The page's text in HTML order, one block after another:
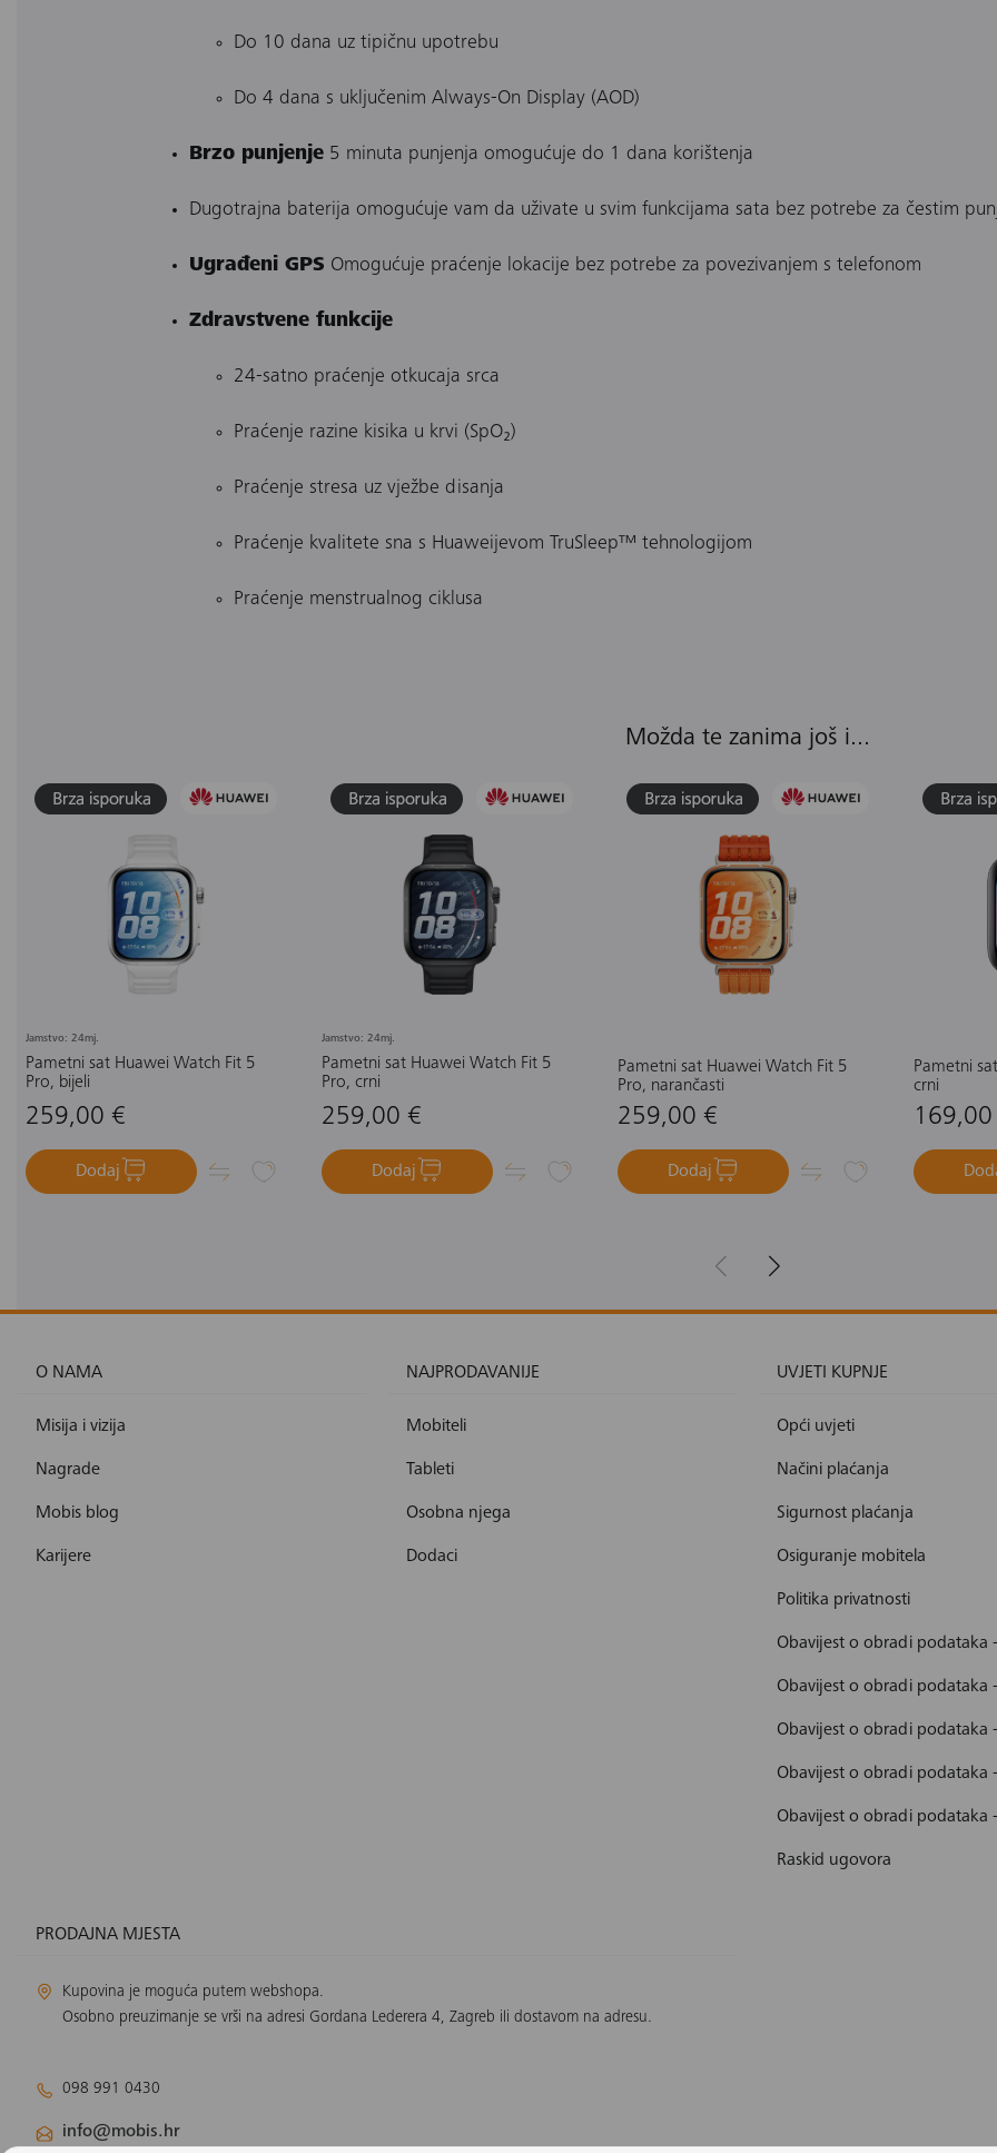
Do 10 dana uz tipičnu upotrebu
Do 4 dana s uključenim Always-On Display (AOD)
Brzo punjenje 5 minuta punjenja omogućuje do 1 dana korištenja​
Dugotrajna baterija omogućuje vam da uživate u svim funkcijama sata bez potrebe za čestim
Ugrađeni GPS Omogućuje praćenje lokacije bez potrebe za povezivanjem s telefonom
Zdravstvene funkcije
24-satno praćenje otkucaja srca
Praćenje razine kisika u krvi (SpO₂)
Praćenje stresa uz vježbe disanja
Praćenje kvalitete sna s Huaweijevom TruSleep™ tehnologijom
Praćenje menstrualnog ciklusa​
Možda te zanima još i...
Jamstvo: 24mj.
Pametni sat Huawei Watch Fit 5
Pro, bijeli
259,00 €
Dodaj
Jamstvo: 24mj.
Pametni sat Huawei Watch Fit 5
Pro, crni
259,00 €
Dodaj
Pametni sat Huawei Watch Fit 5
Pro, narančasti
259,00 €
Dodaj
Pametni
crni
169,00
O NAMA
Misija i vizija
Nagrade
Mobis blog
Karijere
NAJPRODAVANIJE
Mobiteli
Tableti
Osobna njega
Dodaci
UVJETI KUPNJE
Opći uvjeti
Načini plaćanja
Sigurnost plaćanja
Osiguranje mobitela
Politika privatnosti
Obavijest o obradi podataka
Obavijest o obradi podataka
Obavijest o obradi podataka -
Obavijest o obradi podataka
Obavijest o obradi podataka
Raskid ugovora
PRODAJNA MJESTA
Kupovina je moguća putem webshopa.
Osobno preuzimanje se vrši na adresi Gordana Lederera 4, Zagreb ili dostavom na adresu.
098 991 0430
info@mobis.hr